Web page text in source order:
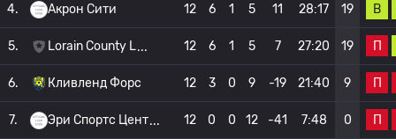
4. Акрон Сити 12 6 1 5 11 28:17 19 В
5. Lorain County L 12 6 1 5 7 27:20 19 П
6. Кливленд Форс 12 3 0 9 -19 21:40 9 П
7. Эри Спортс Цент 12 0 0 12 -41 7:48 0 П